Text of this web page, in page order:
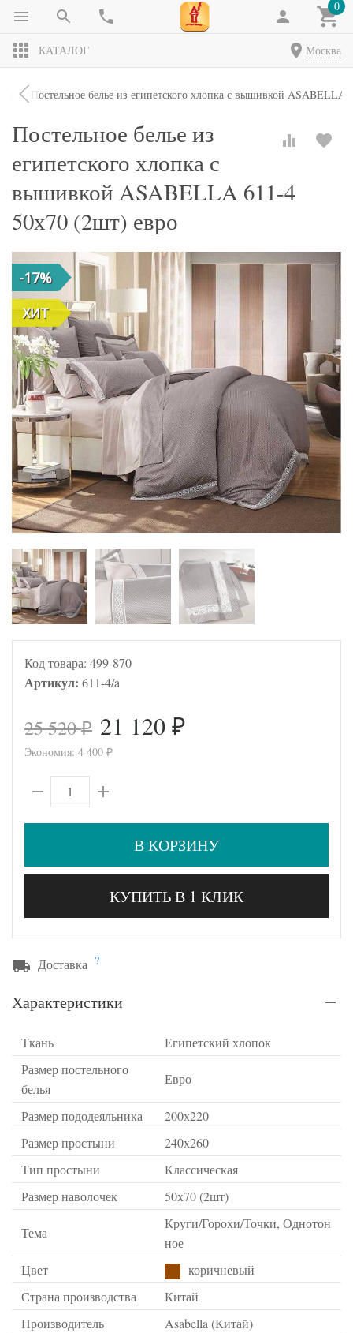
0
КАТАЛОГ Москва
Постельное белье из египетского хлопка с вышивкой ASABELLA
Постельное белье из
египетского хлопка с
вышивкой ASABELLA 611-4
50х70 (2шт) евро
-17%
ХИТ
Код товара: 499-870
Артикул: 611-4/a
25 520₽ 21 120 ₽
Экономия: 4 400 ₽
В КОРЗИНУ
КУПИТЬ В 1 КЛИК
Доставка ?
Характеристики
Ткань
Египетский хлопок
Размер постельного
белья
Евро
Размер пододеяльника
200х220
Размер простыни
240х260
Тип простыни
Классическая
Размер наволочек
50х70 (2шт)
Тема
Круги/Горохи/Точки, Однотон
ное
Цвет
коричневый
Страна производства
Китай
Производитель
Asabella (Китай)